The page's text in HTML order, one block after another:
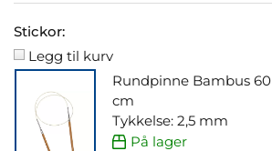
Stickor:
Legg til kurv
Rundpinne Bambus 60
cm
Tykkelse: 2,5 mm
På lager